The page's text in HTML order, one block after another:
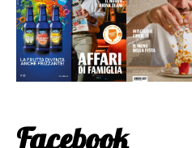
Facebook